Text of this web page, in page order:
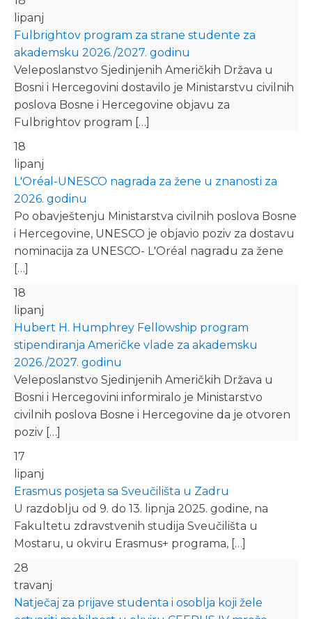
lipanj
Fulbrightov program za strane studente za
akademsku 2026./2027. godinu
Veleposlanstvo Sjedinjenih Američkih Država u
Bosni i Hercegovini dostavilo je Ministarstvu civilnih
poslova Bosne i Hercegovine objavu za
Fulbrightov program […]
18
lipanj
L'Oréal-UNESCO nagrada za žene u znanosti za
2026. godinu
Po obavještenju Ministarstva civilnih poslova Bosne
i Hercegovine, UNESCO je objavio poziv za dostavu
nominacija za UNESCO- L'Oréal nagradu za žene
[…]
18
lipanj
Hubert H. Humphrey Fellowship program
stipendiranja Američke vlade za akademsku
2026./2027. godinu
Veleposlanstvo Sjedinjenih Američkih Država u
Bosni i Hercegovini informiralo je Ministarstvo
civilnih poslova Bosne i Hercegovine da je otvoren
poziv […]
17
lipanj
Erasmus posjeta sa Sveučilišta u Zadru
U razdoblju od 9. do 13. lipnja 2025. godine, na
Fakultetu zdravstvenih studija Sveučilišta u
Mostaru, u okviru Erasmus+ programa, […]
28
travanj
Natječaj za prijave studenta i osoblja koji žele